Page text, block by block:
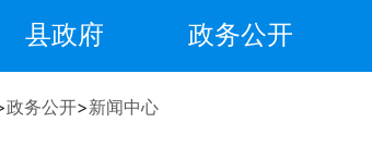
县政府 政务公开
政务公开>新闻中心